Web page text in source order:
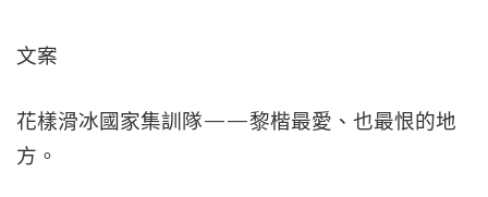
文案
花樣滑冰國家集訓隊——黎楷最愛、也最恨的地
方。